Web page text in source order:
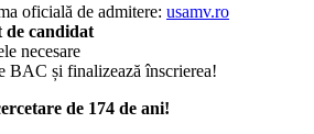
oficială de admitere: usamv.ro
de candidat
necesare
BAC și finalizează înscrierea!
de 174 de ani!